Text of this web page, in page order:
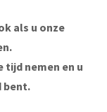
als u onze
tijd nemen en u
bent.